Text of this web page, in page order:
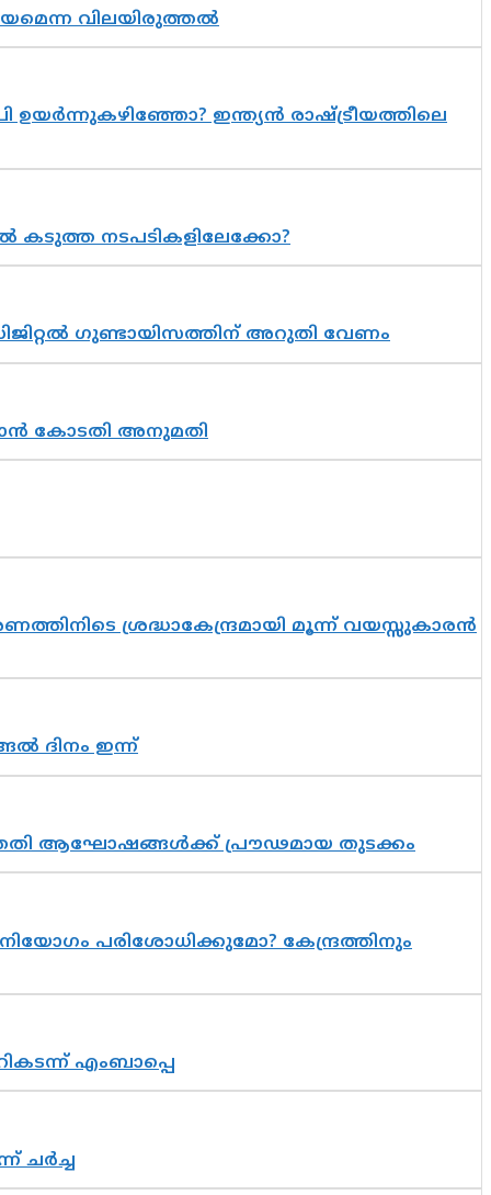
വിലയിരുത്തൽ
ഉയർന്നുകഴിഞ്ഞോ? ഇന്ത്യൻ രാഷ്ട്രീയത്തിലെ
നടപടികളിലേക്കോ?
ഗുണ്ടായിസത്തിന് അറുതി വേണം
കോടതി അനുമതി
ശ്രദ്ധാകേന്ദ്രമായി മൂന്ന് വയസ്സുകാരൻ
ദിനം ഇന്ന്
ആഘോഷങ്ങൾക്ക് പ്രൗഢമായ തുടക്കം
പരിശോധിക്കുമോ? കേന്ദ്രത്തിനും
എംബാപ്പെ
ചർച്ച